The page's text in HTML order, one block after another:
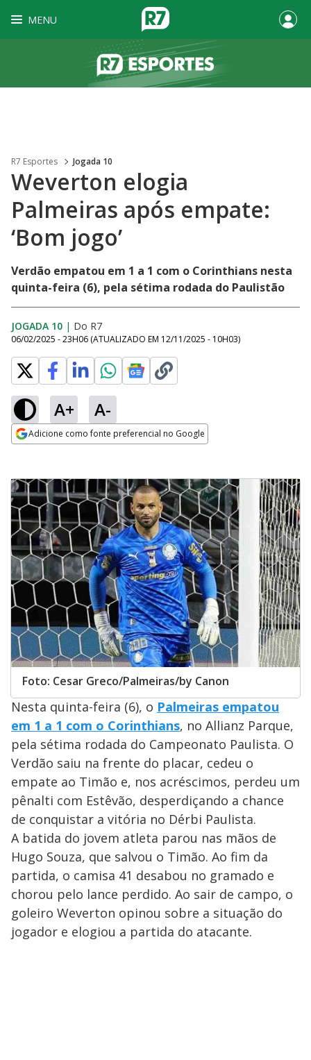
MENU
R7 Esportes Jogada 10
Weverton elogia
Palmeiras após empate:
‘Bom jogo’
Verdão empatou em 1 a 1 com o Corinthians nesta
quinta-feira (6), pela sétima rodada do Paulistão
JOGADA 10 | Do R7
06/02/2025 - 23H06 (ATUALIZADO EM 12/11/2025 - 10H03)
A+ A-
Adicione como fonte preferencial no Google
Foto: Cesar Greco/Palmeiras/by Canon
Nesta quinta-feira (6), o Palmeiras empatou
em 1 a 1 com o Corinthians, no Allianz Parque,
pela sétima rodada do Campeonato Paulista. O
Verdão saiu na frente do placar, cedeu o
empate ao Timão e, nos acréscimos, perdeu um
pênalti com Estêvão, desperdiçando a chance
de conquistar a vitória no Dérbi Paulista.
A batida do jovem atleta parou nas mãos de
Hugo Souza, que salvou o Timão. Ao fim da
partida, o camisa 41 desabou no gramado e
chorou pelo lance perdido. Ao sair de campo, o
goleiro Weverton opinou sobre a situação do
jogador e elogiou a partida do atacante.